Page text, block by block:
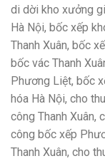
di dời kho xưởng
Hà Nội, bốc xếp
Thanh Xuân, bốc
bốc vác Thanh
Phương Liệt, bốc
hóa Hà Nội, cho
công Thanh Xuân,
công bốc xếp
Thanh Xuân, cho